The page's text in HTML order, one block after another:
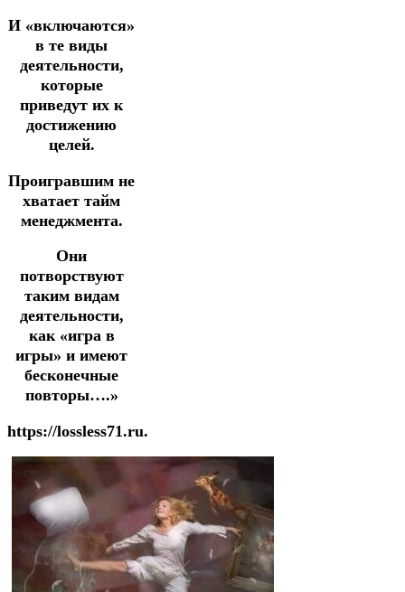
И «включаются»
в те виды
деятельности,
которые
приведут их к
достижению
целей.
Проигравшим не
хватает тайм
менеджмента.
Они
потворствуют
таким видам
деятельности,
как «игра в
игры» и имеют
бесконечные
повторы….»
https://lossless71.ru.